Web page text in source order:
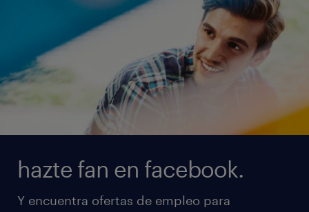
hazte fan en facebook.
Y encuentra ofertas de empleo para